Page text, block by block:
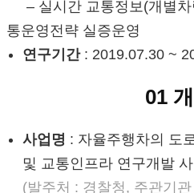
– 실시간 교통정보(개별
통운영전략 실증운영
연구기간: 2019.07.30 ~
01
사업명 : 자율주행차의 도
및 교통인프라 연구개발 사
(발주처 : 경찰청, 주관기